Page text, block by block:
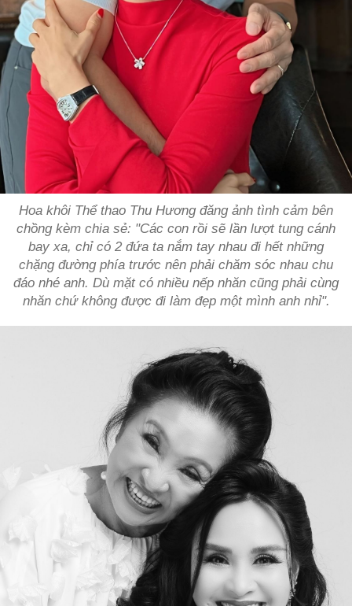
Hoa khôi Thể thao Thu Hương đăng ảnh tình cảm bên
chồng kèm chia sẻ: "Các con rồi sẽ lần lượt tung cánh
bay xa, chỉ có 2 đứa ta nắm tay nhau đi hết những
chặng đường phía trước nên phải chăm sóc nhau chu
đáo nhé anh. Dù mặt có nhiều nếp nhăn cũng phải cùng
nhăn chứ không được đi làm đẹp một mình anh nhỉ".